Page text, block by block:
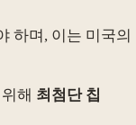
하며, 이는 미국의
해 최첨단 칩